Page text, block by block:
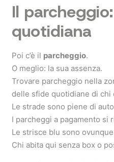
Il
quotidiana
Poi c’è il parcheggio.
O meglio: la sua assenza.
Trovare parcheggio nella
delle sfide quotidiane di chi
Le strade sono piene di
I parcheggi a pagamento si
Le strisce blu sono
Chi abita qui senza box o